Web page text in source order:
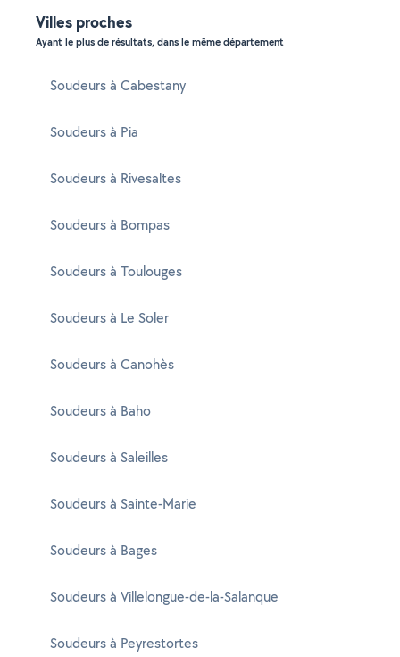
Villes proches
Ayant le plus de résultats, dans le même département
Soudeurs à Cabestany
Soudeurs à Pia
Soudeurs à Rivesaltes
Soudeurs à Bompas
Soudeurs à Toulouges
Soudeurs à Le Soler
Soudeurs à Canohès
Soudeurs à Baho
Soudeurs à Saleilles
Soudeurs à Sainte-Marie
Soudeurs à Bages
Soudeurs à Villelongue-de-la-Salanque
Soudeurs à Peyrestortes